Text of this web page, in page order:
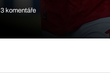
3 komentáře